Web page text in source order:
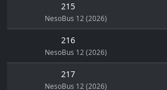
215
NesoBus 12 (2026)
216
NesoBus 12 (2026)
217
NesoBus 12 (2026)